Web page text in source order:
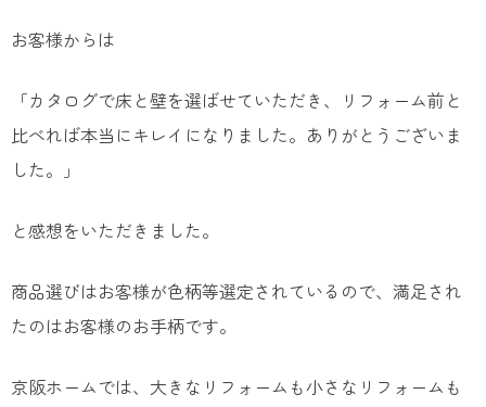
お客様からは
「カタログで床と壁を選ばせていただき、リフォーム前と
比べれば本当にキレイになりました。ありがとうございま
した。」
と感想をいただきました。
商品選びはお客様が色柄等選定されているので、満足され
たのはお客様のお手柄です。
京阪ホームでは、大きなリフォームも小さなリフォームも